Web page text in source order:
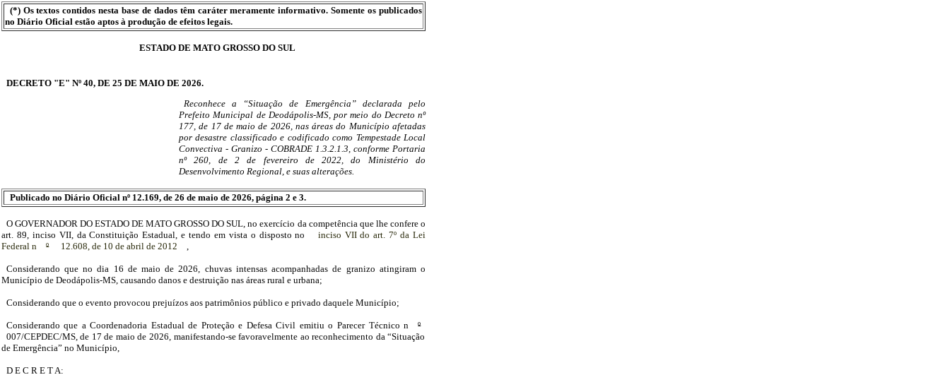
(*) Os textos contidos nesta base de dados têm caráter meramente informativo. Somente os publicados
no Diário Oficial estão aptos à produção de efeitos legais.
ESTADO DE MATO GROSSO DO SUL
DECRETO "E" Nº 40, DE 25 DE MAIO DE 2026.
Reconhece a “Situação de Emergência” declarada pelo
Prefeito Municipal de Deodápolis-MS, por meio do Decreto nº
177, de 17 de maio de 2026, nas áreas do Município afetadas
por desastre classificado e codificado como Tempestade Local
Convectiva - Granizo - COBRADE 1.3.2.1.3, conforme Portaria
nº 260, de 2 de fevereiro de 2022, do Ministério do
Desenvolvimento Regional, e suas alterações.
Publicado no Diário Oficial nº 12.169, de 26 de maio de 2026, página 2 e 3.
O GOVERNADOR DO ESTADO DE MATO GROSSO DO SUL, no exercício da competência que lhe confere o
art. 89, inciso VII, da Constituição Estadual, e tendo em vista o disposto no
inciso VII do art. 7º da Lei
Federal n
º 12.608, de 10 de abril de 2012 ,
Considerando que no dia 16 de maio de 2026, chuvas intensas acompanhadas de granizo atingiram o
Município de Deodápolis-MS, causando danos e destruição nas áreas rural e urbana;
Considerando que o evento provocou prejuízos aos patrimônios público e privado daquele Município;
Considerando que a Coordenadoria Estadual de Proteção e Defesa Civil emitiu o Parecer Técnico n
º
007/CEPDEC/MS, de 17 de maio de 2026, manifestando-se favoravelmente ao reconhecimento da “Situação
de Emergência” no Município,
D E C R E T A: